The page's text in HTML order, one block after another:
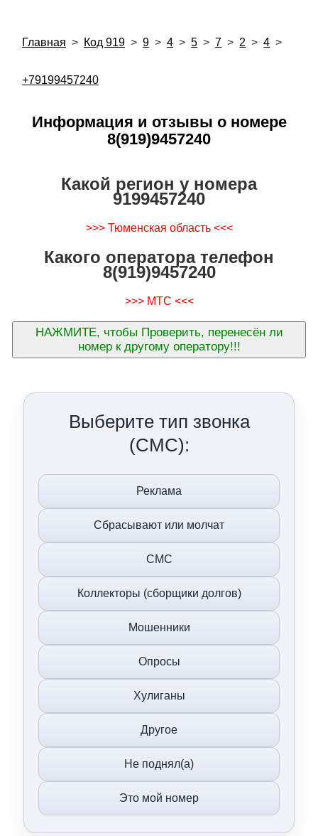
Главная > Код 919 > 9 > 4 > 5 > 7 > 2 > 4 >
+79199457240
Информация и отзывы о номере
8(919)9457240
Какой регион у номера
9199457240
>>> Тюменская область <<<
Какого оператора телефон
8(919)9457240
>>> МТС <<<
НАЖМИТЕ, чтобы Проверить, перенесён ли
номер к другому оператору!!!
Выберите тип звонка
(СМС):
Реклама
Сбрасывают или молчат
СМС
Коллекторы (сборщики долгов)
Мошенники
Опросы
Хулиганы
Другое
Не поднял(а)
Это мой номер